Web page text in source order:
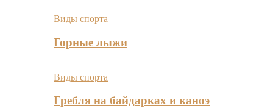
Виды спорта
Горные лыжи
Виды спорта
Гребля на байдарках и каноэ